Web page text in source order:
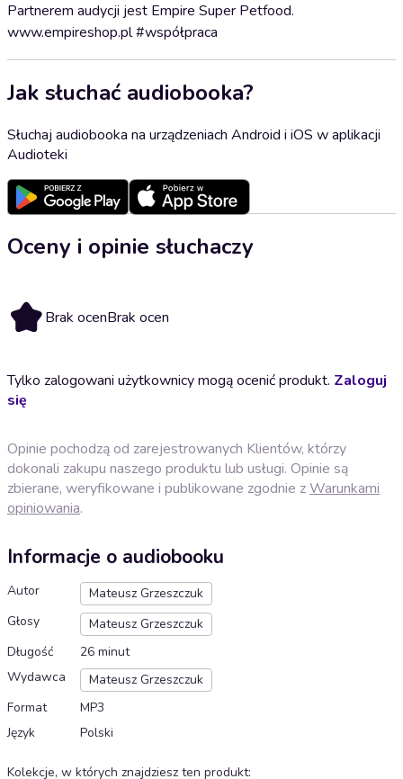
Partnerem audycji jest Empire Super Petfood.
www.empireshop.pl #współpraca
Jak słuchać audiobooka?
Słuchaj audiobooka na urządzeniach Android i iOS w aplikacji
Audioteki
Oceny i opinie słuchaczy
Brak ocenBrak ocen
Tylko zalogowani użytkownicy mogą ocenić produkt. Zaloguj
się
Opinie pochodzą od zarejestrowanych Klientów, którzy
dokonali zakupu naszego produktu lub usługi. Opinie są
zbierane, weryfikowane i publikowane zgodnie zWarunkami
opiniowania.
Informacje o audiobooku
Autor
Mateusz Grzeszczuk
Głosy
Mateusz Grzeszczuk
Długość
26 minut
Wydawca
Mateusz Grzeszczuk
Format
MP3
Język
Polski
Kolekcje, w których znajdziesz ten produkt: